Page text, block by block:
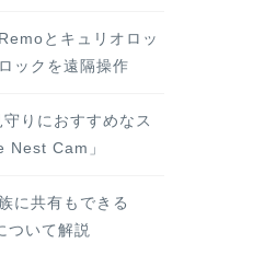
とキュリオロッ
ックを遠隔操作
りにおすすめなス
Nest Cam」
に共有もできる
ついて解説